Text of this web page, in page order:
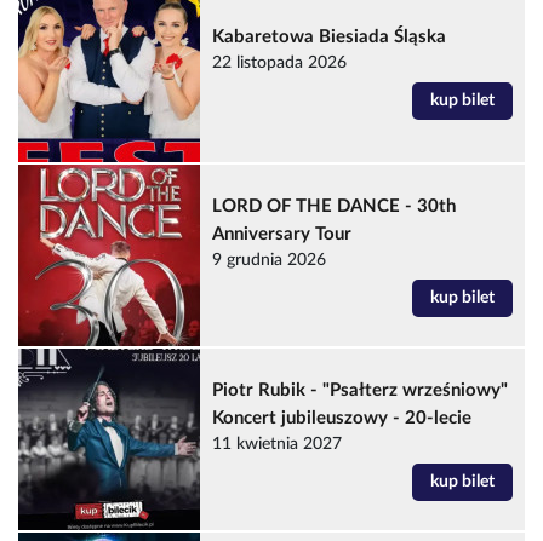
Kabaretowa Biesiada Śląska
22 listopada 2026
kup bilet
LORD OF THE DANCE - 30th
Anniversary Tour
9 grudnia 2026
kup bilet
Piotr Rubik - "Psałterz wrześniowy"
Koncert jubileuszowy - 20-lecie
11 kwietnia 2027
kup bilet